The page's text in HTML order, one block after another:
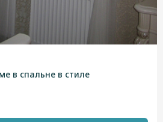
в спальне в стиле